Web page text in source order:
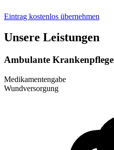
Eintrag kostenlos übernehmen
Unsere Leistungen
Ambulante Krankenpflege
Medikamentengabe
Wundversorgung